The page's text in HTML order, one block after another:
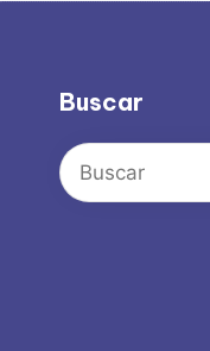
Buscar